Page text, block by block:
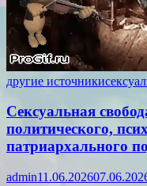
другие источники
Сексуальная
политического,
патриархального
admin11.06.2026